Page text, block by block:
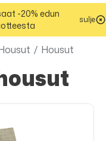
-20% edun
sulje
/ Housut